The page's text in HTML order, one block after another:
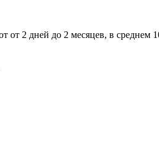
от 2 дней до 2 месяцев, в